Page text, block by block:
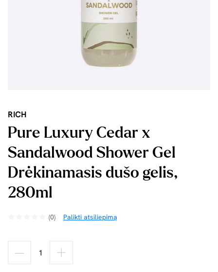
RICH
Pure Luxury Cedar x
Sandalwood Shower Gel
Drėkinamasis dušo gelis,
280ml
(0) Palikti atsiliepimą